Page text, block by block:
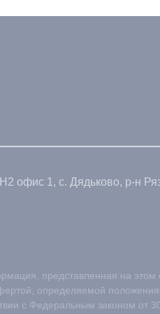
1, с. Дядьково, р-н
представленная на этом
определяемой
с Федеральным законом